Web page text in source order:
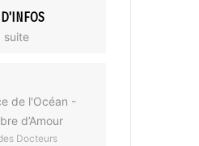
suite
de l'Océan -
d’Amour
Docteurs